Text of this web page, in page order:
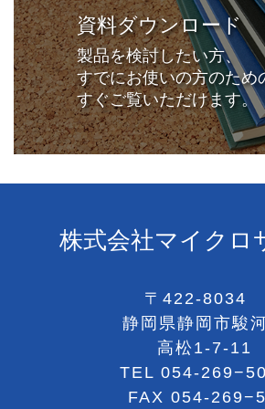
資料ダウンロード
製品を検討したい方、
すでにお使いの方のため
すぐご覧いただけます。
株式会社マイクロ
〒422-8034
静岡県静岡市駿
高松1-7-11
TEL 054-
FAX 054-